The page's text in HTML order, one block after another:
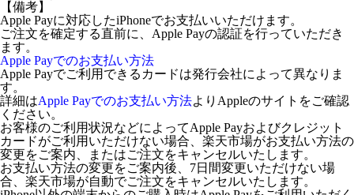
【備考】
Apple Payに対応したiPhoneでお支払いいただけます。
ご注文を確定する直前に、Apple Payの認証を行っていただき
ます。
Apple Payでのお支払い方法
Apple Payでご利用できるカードは発行会社によって異なりま
す。
詳細はApple Payでのお支払い方法よりAppleのサイトをご確認
ください。
お客様のご利用状況などによってApple Payおよびクレジット
カードがご利用いただけない場合、楽天市場がお支払い方法の
変更をご案内、またはご注文をキャンセルいたします。
お支払い方法の変更をご案内後、7日間変更いただけない場
合、楽天市場が自動でご注文をキャンセルいたします。